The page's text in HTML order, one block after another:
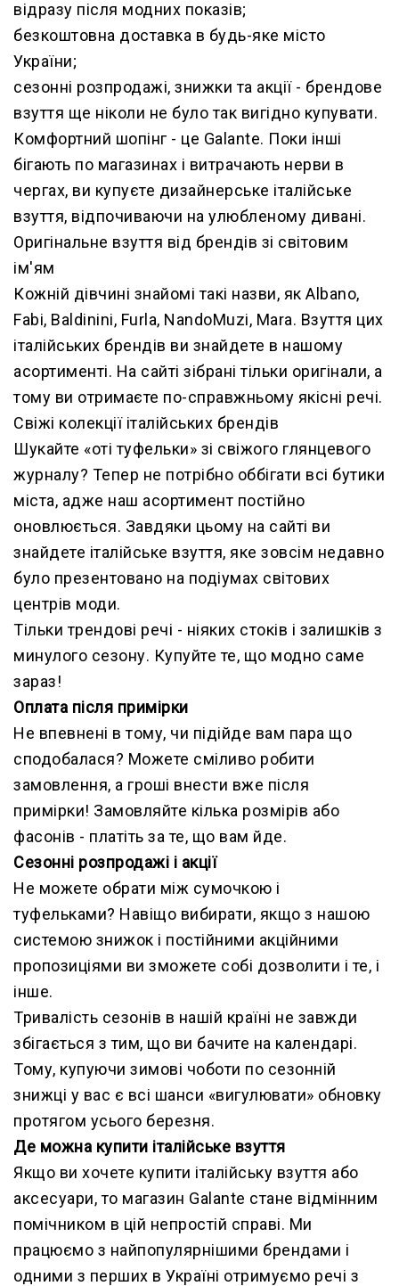
відразу після модних показів;
безкоштовна доставка в будь-яке місто
України;
сезонні розпродажі, знижки та акції - брендове
взуття ще ніколи не було так вигідно купувати.
Комфортний шопінг - це Galante. Поки інші
бігають по магазинах і витрачають нерви в
чергах, ви купуєте дизайнерське італійське
взуття, відпочиваючи на улюбленому дивані.
Оригінальне взуття від брендів зі світовим
ім'ям
Кожній дівчині знайомі такі назви, як Albano,
Fabi, Baldinini, Furla, NandoMuzi, Mara. Взуття цих
італійських брендів ви знайдете в нашому
асортименті. На сайті зібрані тільки оригінали, а
тому ви отримаєте по-справжньому якісні речі.
Свіжі колекції італійських брендів
Шукайте «оті туфельки» зі свіжого глянцевого
журналу? Тепер не потрібно оббігати всі бутики
міста, адже наш асортимент постійно
оновлюється. Завдяки цьому на сайті ви
знайдете італійське взуття, яке зовсім недавно
було презентовано на подіумах світових
центрів моди.
Тільки трендові речі - ніяких стоків і залишків з
минулого сезону. Купуйте те, що модно саме
зараз!
Оплата після примірки
Не впевнені в тому, чи підійде вам пара що
сподобалася? Можете сміливо робити
замовлення, а гроші внести вже після
примірки! Замовляйте кілька розмірів або
фасонів - платіть за те, що вам йде.
Сезонні розпродажі і акції
Не можете обрати між сумочкою і
туфельками? Навіщо вибирати, якщо з нашою
системою знижок і постійними акційними
пропозиціями ви зможете собі дозволити і те, і
інше.
Тривалість сезонів в нашій країні не завжди
збігається з тим, що ви бачите на календарі.
Тому, купуючи зимові чоботи по сезонній
знижці у вас є всі шанси «вигулювати» обновку
протягом усього березня.
Де можна купити італійське взуття
Якщо ви хочете купити італійську взуття або
аксесуари, то магазин Galante стане відмінним
помічником в цій непростій справі. Ми
працюємо з найпопулярнішими брендами і
одними з перших в Україні отримуємо речі з